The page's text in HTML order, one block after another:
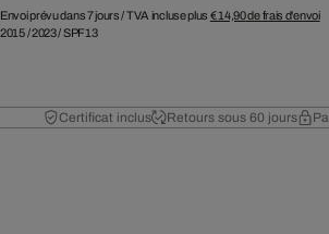
Envoi prévu dans 7 jours /TVA incluse plus € 14,90de frais d'envoi
2015/2023/SPF13
Certificat inclus Retours sous 60 jours